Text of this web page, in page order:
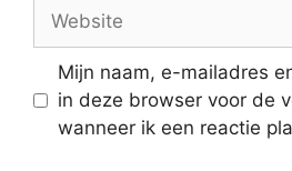
Mijn naam, e-mailadres
in deze browser voor de
wanneer ik een reactie